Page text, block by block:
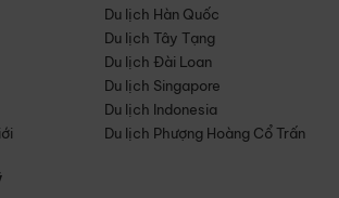
Du lịch Hàn Quốc
Du lịch Tây Tạng
Du lịch Đài Loan
Du lịch Singapore
Du lịch Indonesia
Du lịch Phượng Hoàng Cổ Trấn